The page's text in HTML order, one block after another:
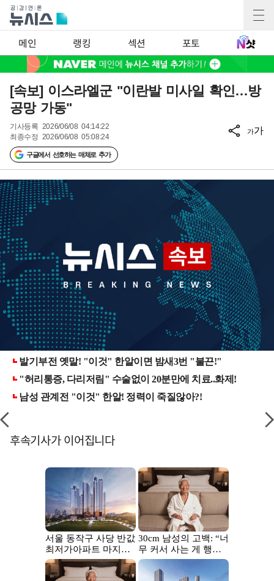
메인 랭킹 섹션 포토
[속보] 이스라엘군 "이란발 미사일 확인…방
공망 가동"
기사등록 2026/06/08 04:14:22
최종수정 2026/06/08 05:08:24
구글에서 선호하는 매체로 추가
가가
후속기사가 이어집니다